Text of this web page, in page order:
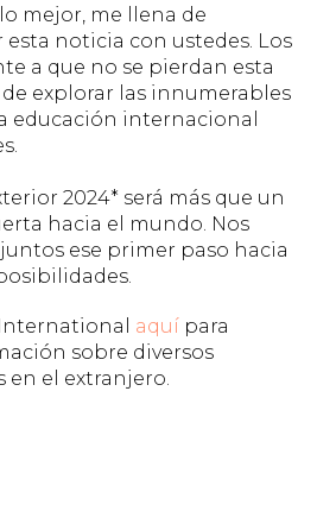
mejor, me llena de
noticia con ustedes. Los
a que no se pierdan esta
explorar las innumerables
educación internacional
2024* será más que un
hacia el mundo. Nos
ese primer paso hacia
aquí para
sobre diversos
en el extranjero.